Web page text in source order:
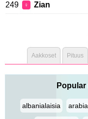
249 ♀ Zian
Aakkoset Pituus
albanialaisia